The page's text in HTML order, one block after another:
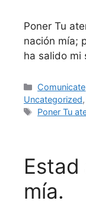
Poner Tu
nación mía;
ha salido mi
Categories
Comunicate
Uncategorized,
Tags
Poner Tu
mía.